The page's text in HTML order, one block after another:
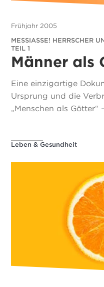
Frühjahr 2005
MESSIASSE! HERRSCHER
TEIL 1
Männer als
Eine einzigartige
Ursprung und die
„Menschen als
Leben & Gesundheit